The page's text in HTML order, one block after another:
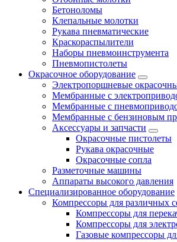
Бетоноломы
Клепальные молотки
Рукава пневматические
Краскораспылители
Наборы пневмоинструмента
Пневмопистолеты
Окрасочное оборудование
Электропоршневые
Мембранные с
Мембранные с
Мембранные с бензиновым
Аксессуары и запчасти
Окрасочные пистолеты
Рукава окрасочные
Окрасочные сопла
Разметочные машины
Аппараты высокого давления
Специализированное оборудование
Компрессоры для различных
Компрессоры для
Компрессоры для
Газовые компрессоры